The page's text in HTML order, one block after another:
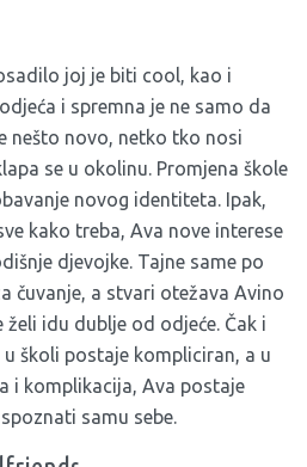
joj je biti cool, kao i
i spremna je ne samo da
nešto novo, netko tko nosi
se u okolinu. Promjena škole
novog identiteta. Ipak,
kako treba, Ava nove interese
djevojke. Tajne same po
čuvanje, a stvari otežava Avino
idu dublje od odjeće. Čak i
školi postaje kompliciran, a u
i komplikacija, Ava postaje
samu sebe.